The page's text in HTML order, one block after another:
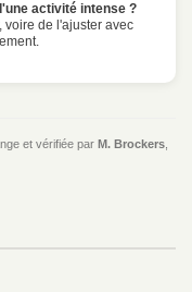
activité intense ?
voire de l'ajuster avec
et vérifiée par M. Brockers